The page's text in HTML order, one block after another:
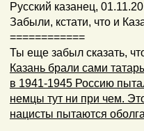
Русский казанец,
Забыли, кстати, что и
============
Ты еще забыл сказать,
Казань брали сами
в 1941-1945 Россию
немцы тут ни при чем.
нацисты пытаются